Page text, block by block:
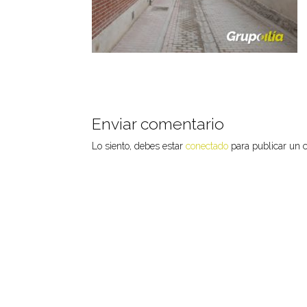
Enviar comentario
Lo siento, debes estarconectado para publicar un